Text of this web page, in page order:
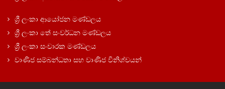
ශ්‍රී ලංකා ආයෝජන මණ්ඩලය
ශ්‍රී ලංකා තේ සංවර්ධන මණ්ඩලය
ශ්‍රී ලංකා සංචාරක මණ්ඩලය
වාණිජ සම්බන්ධතා සහ වාණිජ විනිශ්චයන්